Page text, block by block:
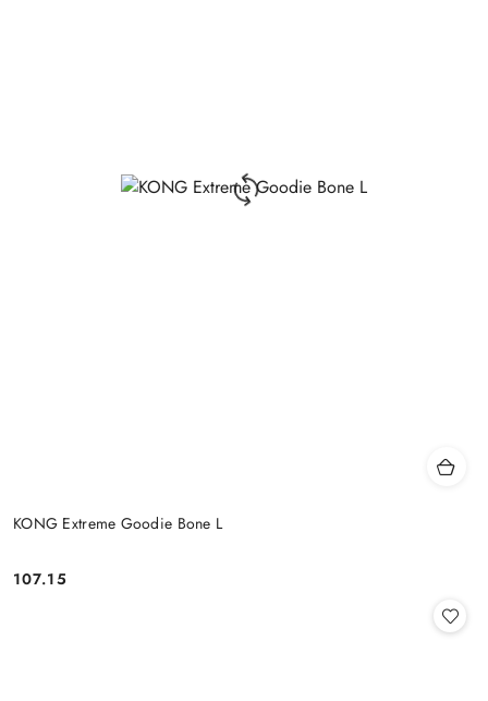
KONG Extreme Goodie Bone L
Cena:
107.15